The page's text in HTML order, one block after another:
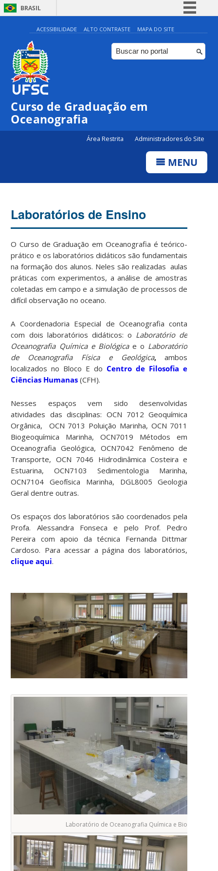
BRASIL
Simplifique!
Comunica BR
Participe
Canais
ACESSIBILIDADE ALTO CONTRASTE MAPA DO SITE
Curso de Graduação em
Oceanografia
Área Restrita Administradores do Site
MENU
Laboratórios de Ensino
O Curso de Graduação em Oceanografia é teórico-
prático e os laboratórios didáticos são fundamentais
na formação dos alunos. Neles são realizadas aulas
práticas com experimentos, a análise de amostras
coletadas em campo e a simulação de processos de
difícil observação no oceano.
A Coordenadoria Especial de Oceanografia conta
com dois laboratórios didáticos: o Laboratório de
Oceanografia Química e Biológicae o Laboratório
de Oceanografia Física e Geológica,ambos
localizados no Bloco E doCentro de Filosofia e
Ciências Humanas (CFH).
Nesses espaços vem sido desenvolvidas
atividades das disciplinas: OCN 7012 Geoquímica
Orgânica, OCN 7013 Poluição Marinha, OCN 7011
Biogeoquímica Marinha, OCN7019 Métodos em
Oceanografia Geológica, OCN7042 Fenômeno de
Transporte, OCN 7046 Hidrodinâmica Costeira e
Estuarina, OCN7103 Sedimentologia Marinha,
OCN7104 Geofísica Marinha, DGL8005 Geologia
Geral dentre outras.
Os espaços dos laboratórios são coordenados pela
Profa. Alessandra Fonseca e pelo Prof. Pedro
Pereira com apoio da técnica Fernanda Dittmar
Cardoso. Para acessar a página dos laboratórios,
clique aqui.
Laboratório de Oceanografia Química e Biológica.